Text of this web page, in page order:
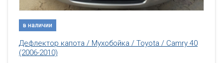
в наличии
Дефлектор капота / Мухобойка / Toyota / Camry 40
(2006-2010)